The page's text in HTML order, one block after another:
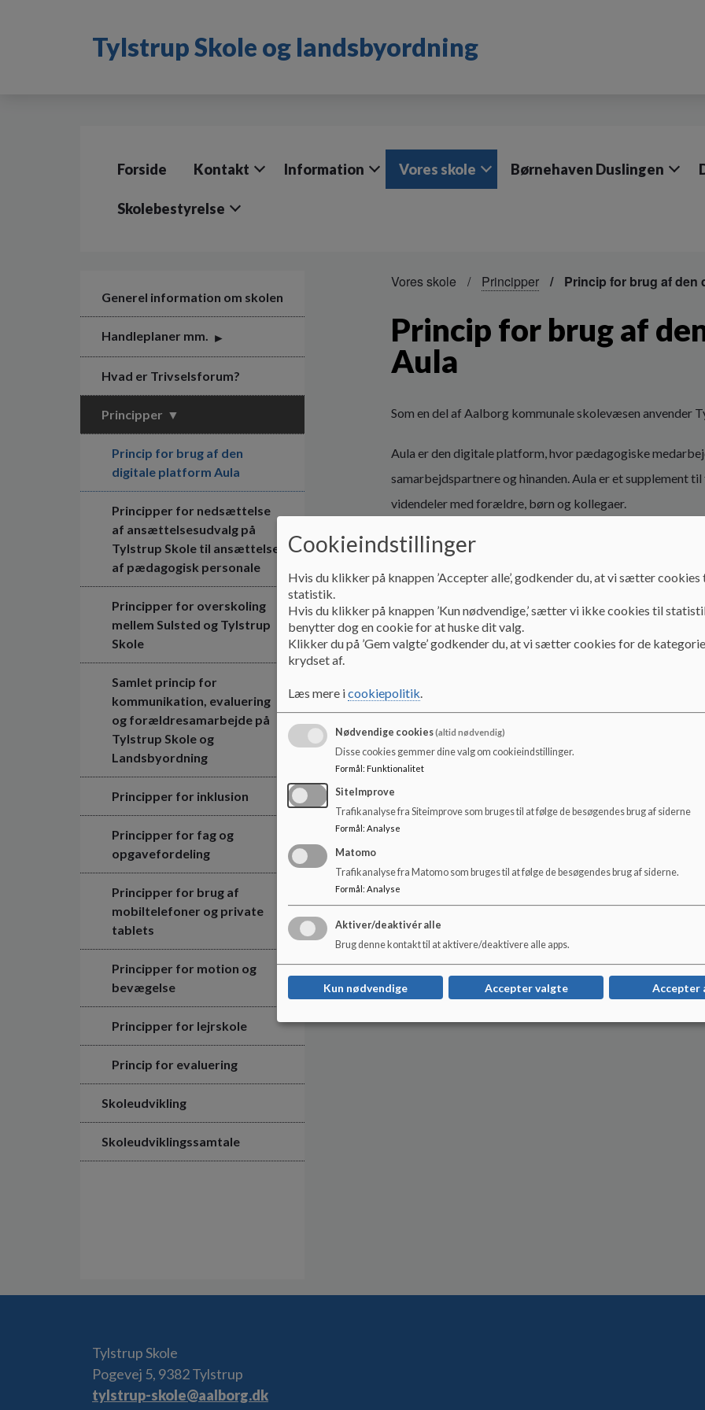
Tylstrup Skole og landsbyordning
Forside Kontakt Information Vores skole Børnehaven Duslingen
Skolebestyrelse
Generel information om skolen
Handleplaner mm.
Hvad er Trivselsforum?
Principper
Princip for brug af den
digitale platform Aula
Principper for nedsættelse
af ansættelsesudvalg på
Tylstrup Skole til ansættelse
af pædagogisk personale
Principper for overskoling
mellem Sulsted og Tylstrup
Skole
Samlet princip for
kommunikation, evaluering
og forældresamarbejde på
Tylstrup Skole og
Landsbyordning
Principper for inklusion
Principper for fag og
opgavefordeling
Principper for brug af
mobiltelefoner og private
tablets
Principper for motion og
bevægelse
Principper for lejrskole
Princip for evaluering
Skoleudvikling
Skoleudviklingssamtale
Vores skole Principper Princip for brug af den
Princip for brug af
Aula
Som en del af Aalborg kommunale skolevæsen anvender
Aula er den digitale platform, hvor pædagogiske
samarbejdspartnere og hinanden. Aula er et supplement
videndeler med forældre, børn og kollegaer.
Ved at anvende Aula sikres, at informationer om børnene
Aula anvendes ikke til at løse konflikter eller til personlig
For at sikre en god dialog på Aula, derfor opfordres der til
• beskeder skrives i en anerkendende tone
• der benyttes klart og letforståeligt sprog
• undgår følelsesladet sprog
• beskeder og henvendelser målrettes og kun sende til
Tylstrup Skole
Pogevej 5, 9382 Tylstrup
tylstrup-skole@aalborg.dk
Cookieindstillinger
Hvis du klikker på knappen ’Accepter alle’, godkender du, at vi sætter
statistik.
Hvis du klikker på knappen ’Kun nødvendige,’ sætter vi ikke cookies til
benytter dog en cookie for at huske dit valg.
Klikker du på ’Gem valgte’ godkender du, at vi sætter cookies for de
krydset af.
Læs mere icookiepolitik.
Nødvendige cookies(altid nødvendig)
Disse cookies gemmer dine valg om cookieindstillinger.
Formål: Funktionalitet
SiteImprove
Trafikanalyse fra Siteimprove som bruges til at følge de besøgendes brug af siderne
Formål : Analyse
Matomo
Trafikanalyse fra Matomo som bruges til at følge de besøgendes brug af siderne.
Formål : Analyse
Aktiver/deaktivér alle
Brug denne kontakt til at aktivere/deaktivere alle apps.
Kun nødvendige Accepter valgte Accepter